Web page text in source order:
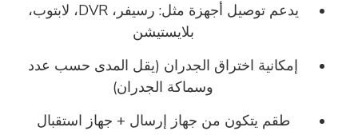
يدعم توصيل أجهزة مثل: رسيفر، DVR، لابتوب،
بلايستيشن
إمكانية اختراق الجدران (يقل المدى حسب عدد
وسماكة الجدران)
طقم يتكون من جهاز إرسال + جهاز استقبال